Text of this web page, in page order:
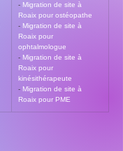
- Migration de site à
Roaix pour ostéopathe
- Migration de site à
Roaix pour
ophtalmologue
- Migration de site à
Roaix pour
kinésithérapeute
- Migration de site à
Roaix pour PME